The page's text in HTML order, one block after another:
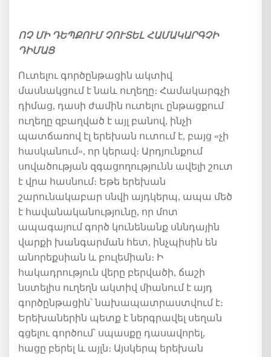
ՈՉ ՄԻ ԴԵՊՔՈՒՄ ՉՈՒՏԵԼ ՀԱՄԱԿԱՐԳՉԻ
ԴԻՄԱՑ
Ուտելու գործընթացին ակտիվ
մասնակցում է նաև ուղեղը։ Համակարգչի
դիմաց, դասի ժամին ուտելու ընթացքում
ուղեղը զբաղված է այլ բանով, ինչի
պատճառով էլ երեխան ուտում է, բայց «չի
հասկանում», որ կերավ։ Արդյունքում
սովածության զգացողությունն ավելի շուտ
է վրա հասնում։ Եթե երեխան
շարունակաբար սնվի այդկերպ, ապա մեծ
է հավանականությունը, որ մոտ
ապագայում գործ կունենանք սննդային
վարքի խանգարման հետ, ինչպիսին են
անորեքսիան և բուլեմիան։ Ի
հակադրություն վերը բերվածի, ճաշի
նստելիս ուղեղն ակտիվ միանում է այդ
գործընթացին՝ նախապատրաստվում է։
Երեխաներին պետք է ներգրավել սեղան
գցելու գործում՝ սպասքը դասավորել,
հացը բերել և այլն։ Այսկերպ երեխան